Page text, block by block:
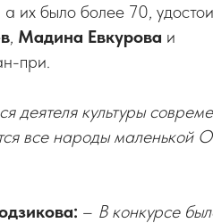
а их было более 70,
, Мадина Евкурова и
при.
деятеля культуры
все народы маленькой
– В конкурсе